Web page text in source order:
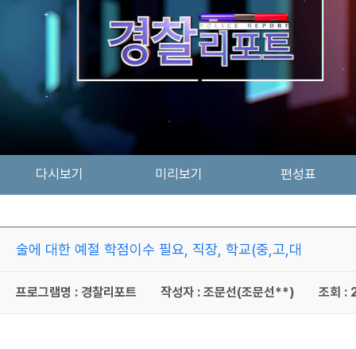
다시보기 미리보기 편성표
술에 대한 예절 학점이수 필요, 직장, 학교(중,고,대
프로그램명 : 경찰리포트 작성자 : 조문선(조문선**) 조회 :